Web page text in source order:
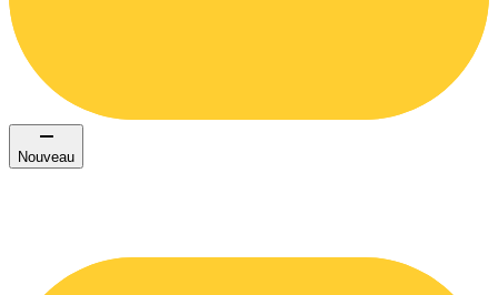
Nouveau